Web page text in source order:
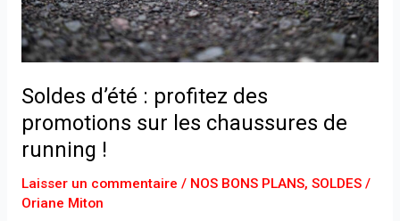
Soldes d’été : profitez des
promotions sur les chaussures de
running !
Laisser un commentaire / NOS BONS PLANS, SOLDES/
Oriane Miton
chaussures
de
running